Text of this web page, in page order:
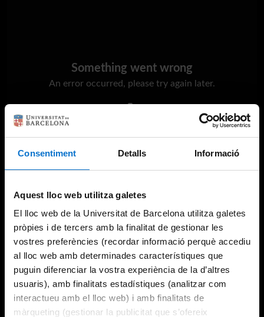
Consentiment Detalls Informació
Aquest lloc web utilitza galetes
El lloc web de la Universitat de Barcelona utilitza galetes
pròpies i de tercers amb la finalitat de gestionar les
vostres preferències (recordar informació perquè accediu
al lloc web amb determinades característiques que
puguin diferenciar la vostra experiència de la d’altres
usuaris), amb finalitats estadístiques (analitzar com
interactueu amb el lloc web) i amb finalitats de
màrqueting (gestionar la publicitat que s’ofereix
Something went wrong
An error occurred, please try again later.
Try again